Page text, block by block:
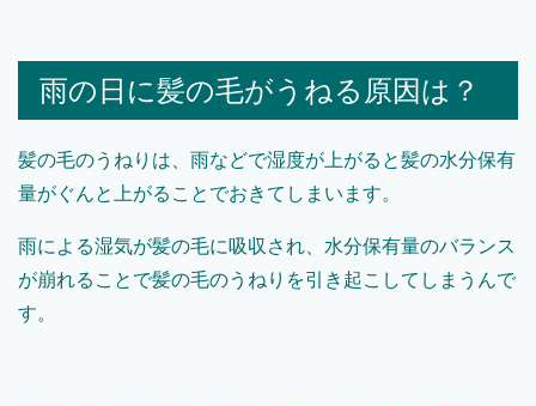
雨の日に髪の毛がうねる原因は？
髪の毛のうねりは、雨などで湿度が上がると髪の水分保有
量がぐんと上がることでおきてしまいます。
雨による湿気が髪の毛に吸収され、水分保有量のバランス
が崩れることで髪の毛のうねりを引き起こしてしまうんで
す。